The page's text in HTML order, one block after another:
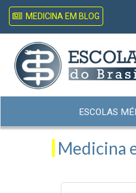
MEDICINA EM BLOG
ESCOLAS
Medicina